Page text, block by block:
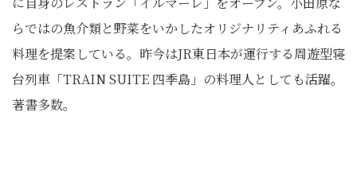
らではの魚介類と野菜をいかしたオリジナリティあふれる
料理を提案している。昨今はJR東日本が運行する周遊型寝
台列車「TRAIN SUITE 四季島」の料理人としても活躍。
著書多数。